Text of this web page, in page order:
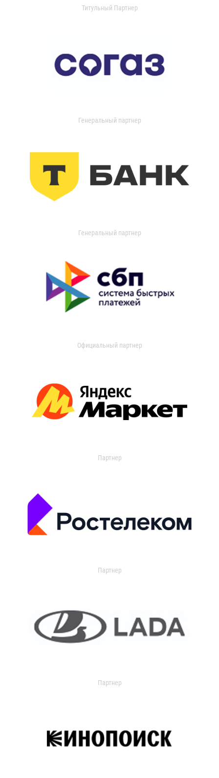
Титульный Партнер
Генеральный партнер
Генеральный партнер
Официальный партнер
Партнер
Партнер
Партнер